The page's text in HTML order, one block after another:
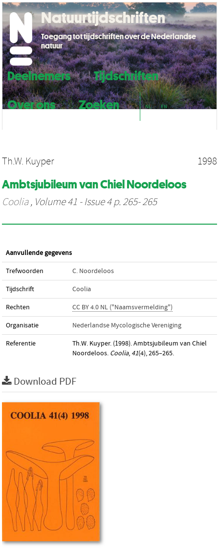
Deelnemers
Tijdschriften
Over ons
Zoeken NL EN
Natuurtijdschriften
Toegang tot tijdschriften over de Nederlandse
natuur
Th.W. Kuyper 1998
Ambtsjubileum van Chiel Noordeloos
Coolia, Volume 41 - Issue 4 p. 265- 265
Aanvullende gegevens
Trefwoorden C. Noordeloos
Tijdschrift Coolia
Rechten CC BY 4.0 NL ("Naamsvermelding")
Organisatie Nederlandse Mycologische Vereniging
Referentie
Th.W. Kuyper. (1998). Ambtsjubileum van Chiel
Noordeloos. Coolia, 41(4), 265–265.
Download PDF